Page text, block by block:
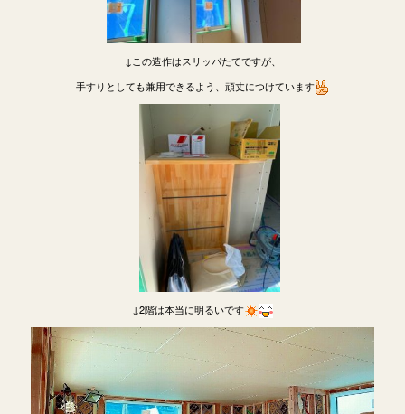
↓この造作はスリッパたてですが、
手すりとしても兼用できるよう、頑丈につけています
↓2階は本当に明るいです